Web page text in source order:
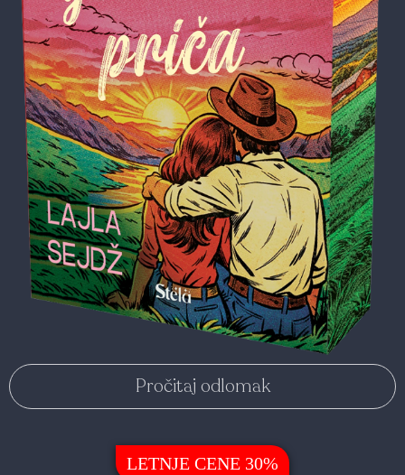
Pročitaj odlomak
LETNJE CENE 30%